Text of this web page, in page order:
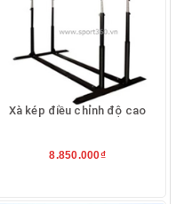
Xà kép điều chỉnh độ cao
8.850.000₫